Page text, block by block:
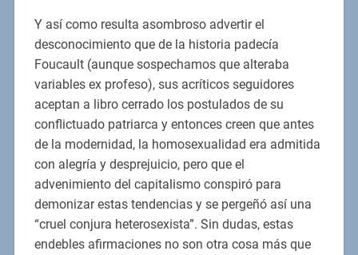
Y así como resulta asombroso advertir el
desconocimiento que de la historia padecía
Foucault (aunque sospechamos que alteraba
variables ex profeso), sus acríticos seguidores
aceptan a libro cerrado los postulados de su
conflictuado patriarca y entonces creen que antes
de la modernidad, la homosexualidad era admitida
con alegría y desprejuicio, pero que el
advenimiento del capitalismo conspiró para
demonizar estas tendencias y se pergeñó así una
“cruel conjura heterosexista”. Sin dudas, estas
endebles afirmaciones no son otra cosa más que